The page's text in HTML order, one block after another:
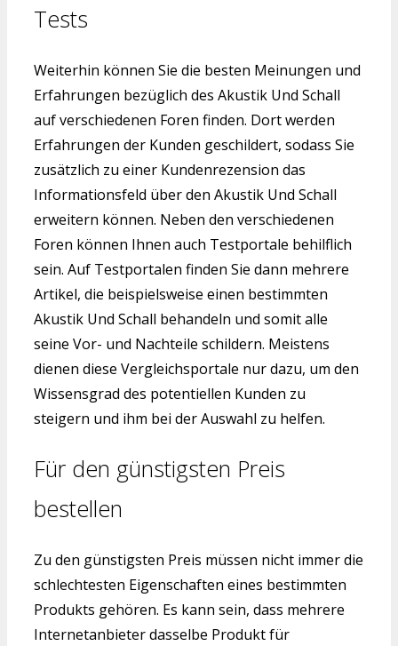
Tests
Weiterhin können Sie die besten Meinungen und
Erfahrungen bezüglich des Akustik Und Schall
auf verschiedenen Foren finden. Dort werden
Erfahrungen der Kunden geschildert, sodass Sie
zusätzlich zu einer Kundenrezension das
Informationsfeld über den Akustik Und Schall
erweitern können. Neben den verschiedenen
Foren können Ihnen auch Testportale behilflich
sein. Auf Testportalen finden Sie dann mehrere
Artikel, die beispielsweise einen bestimmten
Akustik Und Schall behandeln und somit alle
seine Vor- und Nachteile schildern. Meistens
dienen diese Vergleichsportale nur dazu, um den
Wissensgrad des potentiellen Kunden zu
steigern und ihm bei der Auswahl zu helfen.
Für den günstigsten Preis
bestellen
Zu den günstigsten Preis müssen nicht immer die
schlechtesten Eigenschaften eines bestimmten
Produkts gehören. Es kann sein, dass mehrere
Internetanbieter dasselbe Produkt für